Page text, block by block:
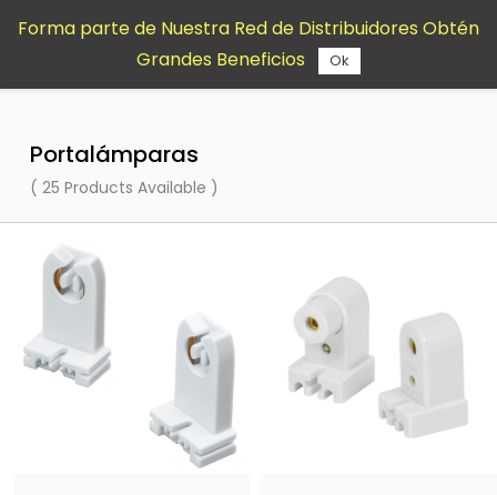
contenido
Portalámparas
( 25 Products Available )
Forma parte de Nuestra Red de Distribuidores Obtén
Grandes Beneficios
Ok